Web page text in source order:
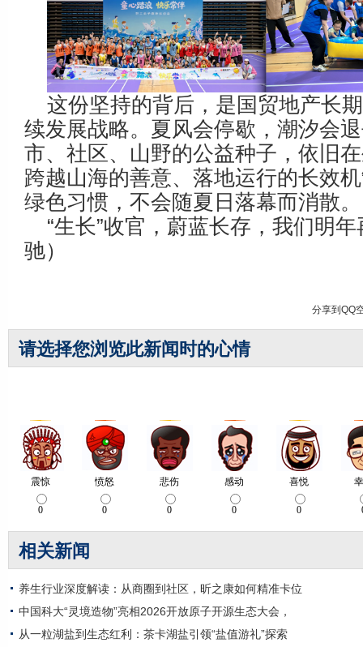
这份坚持的背后，是国贸地产长
续发展战略。夏风会停歇，潮汐会
市、社区、山野的公益种子，依旧
跨越山海的善意、落地运行的长效
绿色习惯，不会随夏日落幕而消散。
“生长”收官，蔚蓝长存，我们明
驰）
分享到QQ
请选择您浏览此新闻时的心情
相关新闻
养生行业深度解读：从商圈到社区，昕之康如何精准卡位
中国科大“灵境造物”亮相2026开放原子开源生态大会，
从一粒湖盐到生态红利：茶卡湖盐引领“盐值游礼”探索